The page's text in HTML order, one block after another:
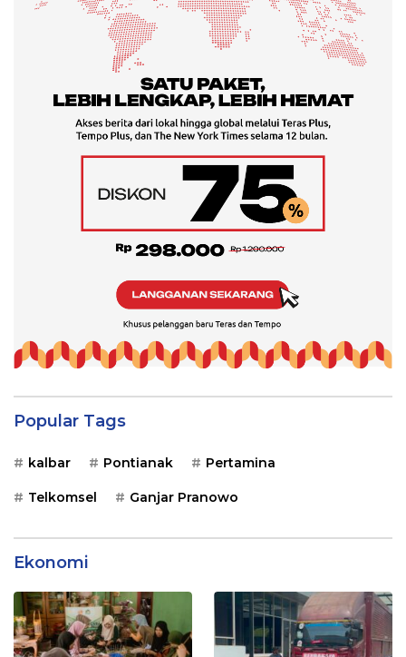
Popular Tags
kalbar Pontianak Pertamina
Telkomsel Ganjar Pranowo
Ekonomi